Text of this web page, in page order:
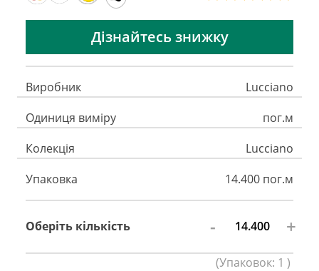
Дізнайтесь знижку
Виробник
Lucciano
Одиниця виміру
пог.м
Колекція
Lucciano
Упаковка
14.400 пог.м
Оберіть кількість - +
(Упаковок: 1 )